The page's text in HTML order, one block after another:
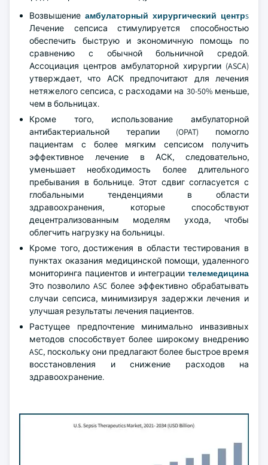
Возвышение амбулаторный хирургический центрs
Лечение сепсиса стимулируется способностью
обеспечить быструю и экономичную помощь по
сравнению с обычной больничной средой.
Ассоциация центров амбулаторной хирургии (ASCA)
утверждает, что АСК предпочитают для лечения
нетяжелого сепсиса, с расходами на 30-50% меньше,
чем в больницах.
Кроме того, использование амбулаторной
антибактериальной терапии (OPAT) помогло
пациентам с более мягким сепсисом получить
эффективное лечение в АСК, следовательно,
уменьшает необходимость более длительного
пребывания в больнице. Этот сдвиг согласуется с
глобальными тенденциями в области
здравоохранения, которые способствуют
децентрализованным моделям ухода, чтобы
облегчить нагрузку на больницы.
Кроме того, достижения в области тестирования в
пунктах оказания медицинской помощи, удаленного
мониторинга пациентов и интеграции телемедицина
Это позволило ASC более эффективно обрабатывать
случаи сепсиса, минимизируя задержки лечения и
улучшая результаты лечения пациентов.
Растущее предпочтение минимально инвазивных
методов способствует более широкому внедрению
ASC, поскольку они предлагают более быстрое время
восстановления и снижение расходов на
здравоохранение.